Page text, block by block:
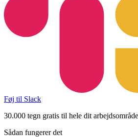
Føj til Slack
30.000 tegn gratis til hele dit
Sådan fungerer det